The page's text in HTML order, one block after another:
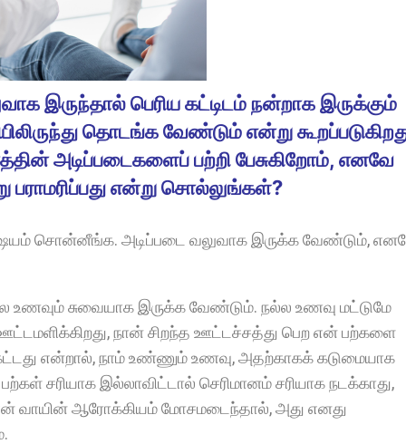
இருந்தால் பெரிய கட்டிடம் நன்றாக இருக்கும்
தொடங்க வேண்டும் என்று
அடிப்படைகளைப் பற்றி பேசுகிறோம், எனவே
பராமரிப்பது என்று சொல்லுங்கள்?
சொன்னீங்க. அடிப்படை வலுவாக இருக்க வேண்டும்,
உணவும் சுவையாக இருக்க வேண்டும். நல்ல உணவு மட்டுமே
நான் சிறந்த ஊட்டச்சத்து பெற என் பற்களை
என்றால், நாம் உண்ணும் உணவு, அதற்காகக் கடுமையாக
சரியாக இல்லாவிட்டால் செரிமானம் சரியாக நடக்காது,
வாயின் ஆரோக்கியம் மோசமடைந்தால், அது எனது